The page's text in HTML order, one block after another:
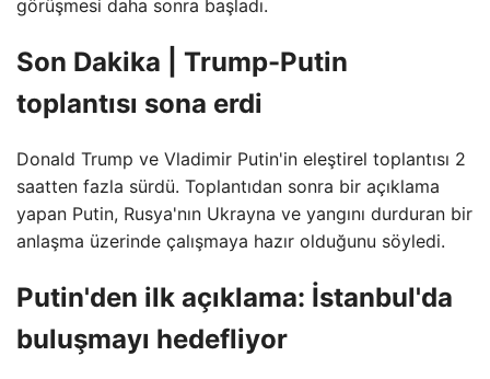
görüşmesi daha sonra başladı.
Son Dakika | Trump-Putin
toplantısı sona erdi
Donald Trump ve Vladimir Putin'in eleştirel toplantısı 2
saatten fazla sürdü. Toplantıdan sonra bir açıklama
yapan Putin, Rusya'nın Ukrayna ve yangını durduran bir
anlaşma üzerinde çalışmaya hazır olduğunu söyledi.
Putin'den ilk açıklama: İstanbul'da
buluşmayı hedefliyor